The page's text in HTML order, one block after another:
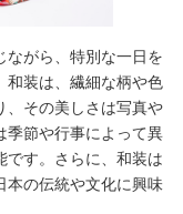
ながら、特別な一日を
和装は、繊細な柄や色
、その美しさは写真や
季節や行事によって異
です。さらに、和装は
本の伝統や文化に興味